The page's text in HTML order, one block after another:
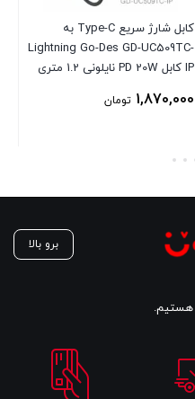
کابل شارژ سریع Type-C به
Lightning Go-Des GD-UC509TC-
IP کابل PD 20W نایلونی 1.2 متری
1,870,000 تومان
برو بالا